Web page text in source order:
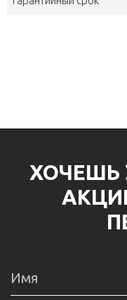
ХОЧЕШЬ